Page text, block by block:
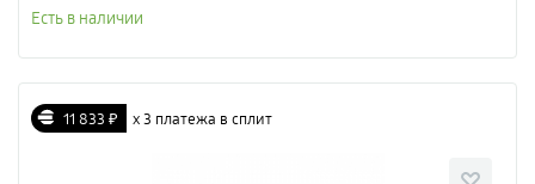
Есть в наличии
11 833 ₽ х 3 платежа в сплит